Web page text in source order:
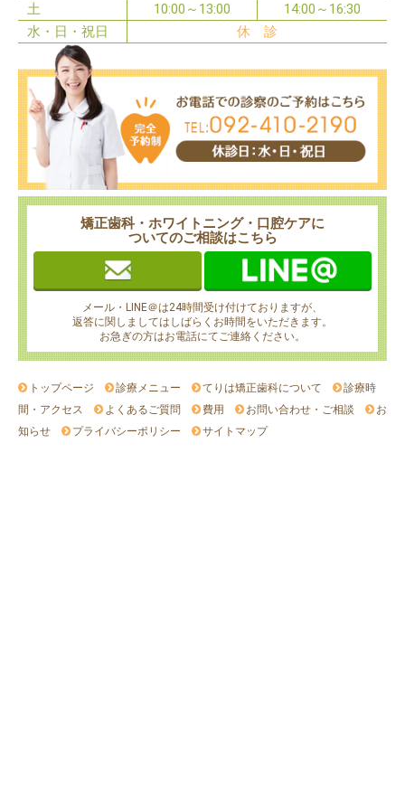
土
10:00～13:00
14:00～16:30
水・日・祝日
休 診
矯正歯科・ホワイトニング・口腔ケアに
ついてのご相談はこちら
メール・LINE＠は24時間受け付けておりますが、
返答に関しましてはしばらくお時間をいただきます。
お急ぎの方はお電話にてご連絡ください。
トップページ 診療メニュー てりは矯正歯科について
診療時
間・アクセス
よくあるご質問 費用 お問い合わせ・ご相談
お
知らせ
プライバシーポリシー サイトマップ